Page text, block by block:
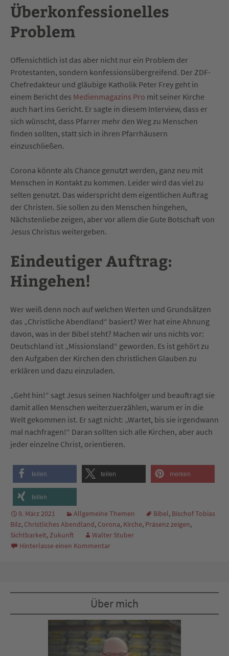
Überkonfessionelles
Problem
Offensichtlich ist das aber nicht nur ein Problem der
Protestanten, sondern konfessionsübergreifend. Der ZDF-
Chefredakteur und gläubige Katholik Peter Frey geht in
einem Bericht des Medienmagazins Pro mit seiner Kirche
auch hart ins Gericht. Er sagte in diesem Interview, dass er
sich wünscht, dass Pfarrer mehr den Weg zu Menschen
finden sollten, statt sich in ihren Pfarrhäusern
einzuschließen.
Corona könnte als Chance genutzt werden, ganz neu mit
Menschen in Kontakt zu kommen. Leider wird das viel zu
selten genutzt. Das widerspricht dem eigentlichen Auftrag
der Christen. Sie sollen zu den Menschen hingehen,
Nächstenliebe zeigen, aber vor allem die Gute Botschaft von
Jesus Christus weitergeben.
Eindeutiger Auftrag:
Hingehen!
Wer weiß denn noch auf welchen Werten und Grundsätzen
das „Christliche Abendland“ basiert? Wer hat eine Ahnung
davon, was in der Bibel steht? Machen wir uns nichts vor:
Deutschland ist „Missionsland“ geworden. Es ist gehört zu
den Aufgaben der Kirchen den christlichen Glauben zu
erklären und dazu einzuladen.
„Geht hin!“ sagt Jesus seinen Nachfolger und beauftragt sie
damit allen Menschen weiterzuerzählen, warum er in die
Welt gekommen ist. Er sagt nicht: „Wartet, bis sie irgendwann
mal nachfragen!“ Daran sollten sich alle Kirchen, aber auch
jeder einzelne Christ, orientieren.
teilen teilen merken
teilen
9. März 2021 Allgemeine Themen Bibel, Bischof Tobias
Bilz, Christliches Abendland, Corona, Kirche, Präsenz zeigen,
Sichtbarkeit,Zukunft
Walter Stuber
Hinterlasse einen Kommentar
Über mich